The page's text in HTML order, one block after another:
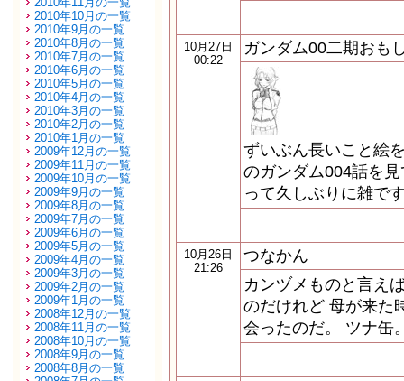
2010年10月の一覧
2010年9月の一覧
2010年8月の一覧
2010年7月の一覧
2010年6月の一覧
2010年5月の一覧
2010年4月の一覧
2010年3月の一覧
2010年2月の一覧
2010年1月の一覧
2009年12月の一覧
2009年11月の一覧
2009年10月の一覧
2009年9月の一覧
2009年8月の一覧
2009年7月の一覧
2009年6月の一覧
2009年5月の一覧
2009年4月の一覧
2009年3月の一覧
2009年2月の一覧
2009年1月の一覧
2008年12月の一覧
2008年11月の一覧
2008年10月の一覧
2008年9月の一覧
2008年8月の一覧
10月27日
00:22
ガンダム00二期おも
ずいぶん長いこと絵
のガンダム004話を
って久しぶりに雑で
10月26日
21:26
つなかん
カンヅメものと言え
のだけれど 母が来た
会ったのだ。 ツナ缶